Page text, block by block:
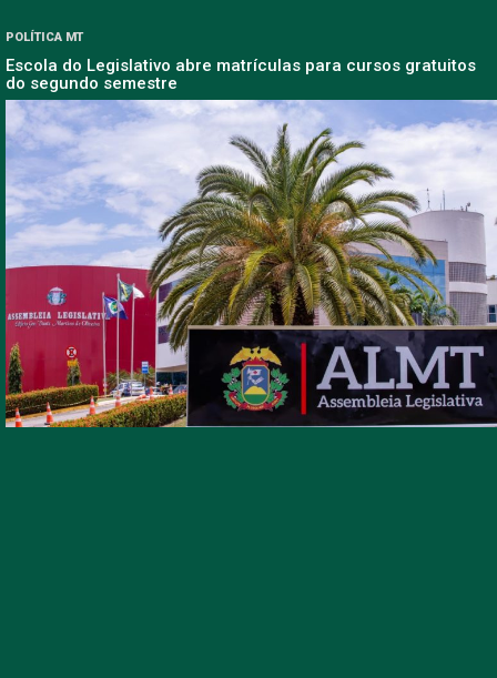
POLÍTICA MT
Escola do Legislativo abre matrículas para cursos gratuitos
do segundo semestre